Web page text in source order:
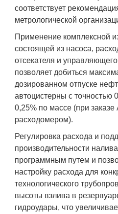
соответствует
метрологической
Применение комплексной
состоящей из насоса,
отсекателя и
позволяет добиться
дозированном отпуске
автоцистерны с точностью
0,25% по массе (при
расходомером).
Регулировка расхода и
производительности
программным путем и
настройку расхода для
технологического
высоты взлива в
гидроудары, что